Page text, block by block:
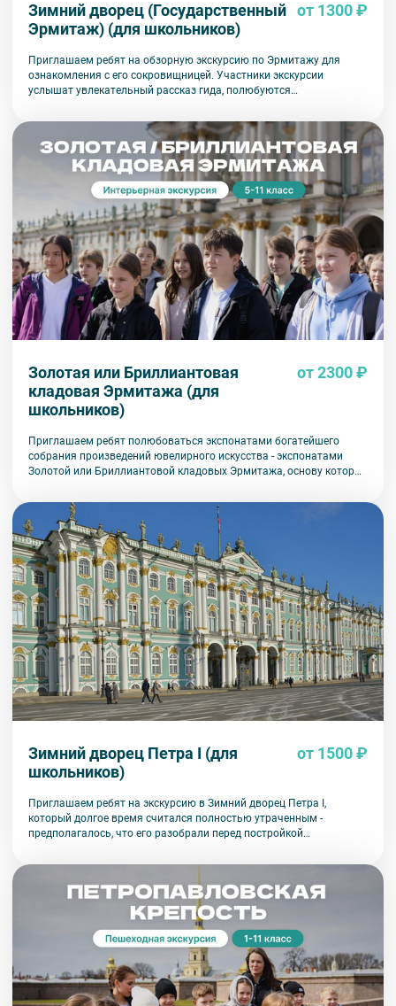
Зимний дворец (Государственный
Эрмитаж) (для школьников)
от 1300 ₽
Приглашаем ребят на обзорную экскурсию по Эрмитажу для
ознакомления с его сокровищницей. Участники экскурсии
услышат увлекательный рассказ гида, полюбуются
Золотая или Бриллиантовая
кладовая Эрмитажа (для
школьников)
от 2300 ₽
Приглашаем ребят полюбоваться экспонатами богатейшего
собрания произведений ювелирного искусства - экспонатами
Золотой или Бриллиантовой кладовых Эрмитажа, основу которых
Зимний дворец Петра I (для
школьников)
от 1500 ₽
Приглашаем ребят на экскурсию в Зимний дворец Петра I,
который долгое время считался полностью утраченным -
предполагалось, что его разобрали перед постройкой
Эрмитажного театра с рассказом о судьбе здания и его
по зданию Зимнего дворца Петра I, увидят знаменитую
«восковую персону».